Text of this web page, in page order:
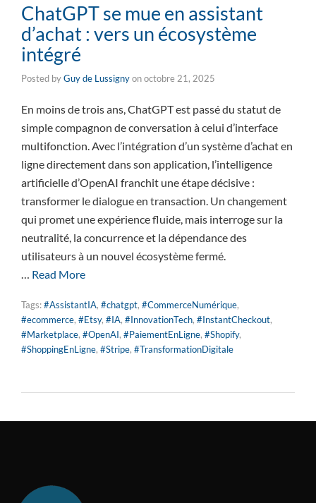
ChatGPT se mue en assistant
d’achat : vers un écosystème
intégré
Posted byGuy de Lussignyonoctobre 21, 2025
En moins de trois ans, ChatGPT est passé du statut de
simple compagnon de conversation à celui d’interface
multifonction. Avec l’intégration d’un système d’achat en
ligne directement dans son application, l’intelligence
artificielle d’OpenAI franchit une étape décisive :
transformer le dialogue en transaction. Un changement
qui promet une expérience fluide, mais interroge sur la
neutralité, la concurrence et la dépendance des
utilisateurs à un nouvel écosystème fermé.
Read More
Tags:#AssistantIA, #chatgpt, #CommerceNumérique,
#ecommerce, #Etsy, #IA, #InnovationTech, #InstantCheckout,
#Marketplace, #OpenAI, #PaiementEnLigne, #Shopify,
#ShoppingEnLigne, #Stripe, #TransformationDigitale